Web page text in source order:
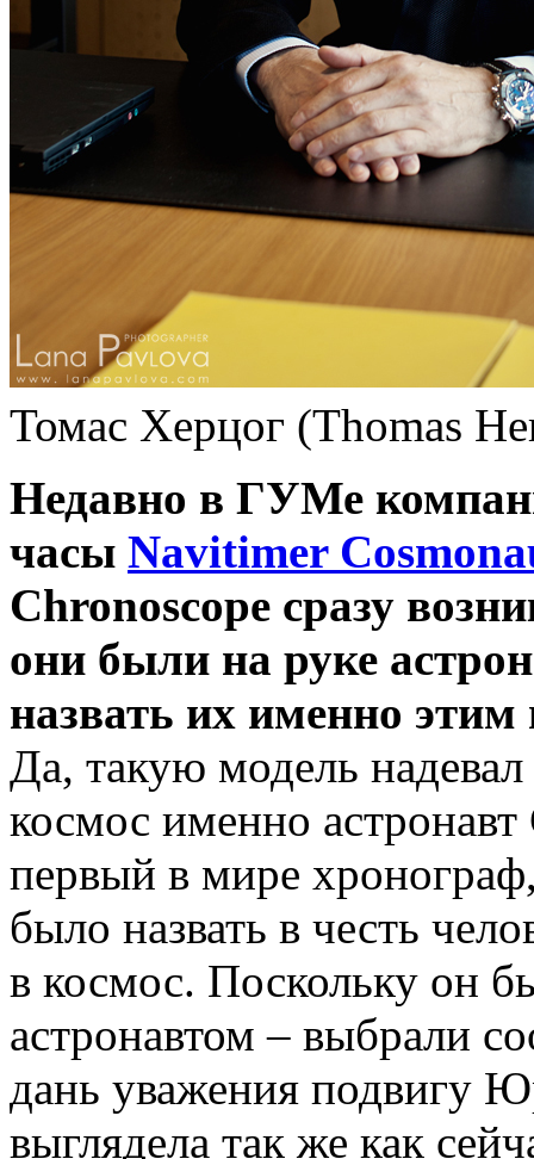
Томас Херцог (Thomas
Недавно в ГУМе
часы Navitimer
Chronoscope сразу
они были на руке
назвать их именно
Да, такую модель надевал
космос именно
первый в мире
было назвать в честь
в космос. Поскольку он
астронавтом – выбрали
дань уважения подвигу
выглядела так же как